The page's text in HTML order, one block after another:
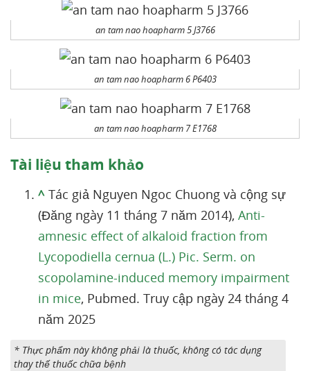
an tam nao hoapharm 5 J3766
an tam nao hoapharm 6 P6403
an tam nao hoapharm 7 E1768
Tài liệu tham khảo
^ Tác giả Nguyen Ngoc Chuong và cộng sự
(Đăng ngày 11 tháng 7 năm 2014), Anti-
amnesic effect of alkaloid fraction from
Lycopodiella cernua (L.) Pic. Serm. on
scopolamine-induced memory impairment
in mice, Pubmed. Truy cập ngày 24 tháng 4
năm 2025
* Thực phẩm này không phải là thuốc, không có tác dụng
thay thế thuốc chữa bệnh